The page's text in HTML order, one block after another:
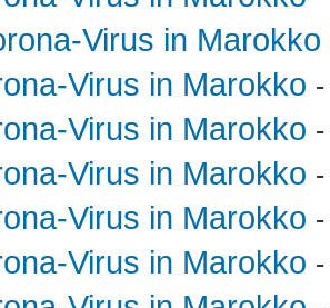
Virus in Marokko
Virus in Marokko
Virus in Marokko
Virus in Marokko
Virus in Marokko
Virus in Marokko